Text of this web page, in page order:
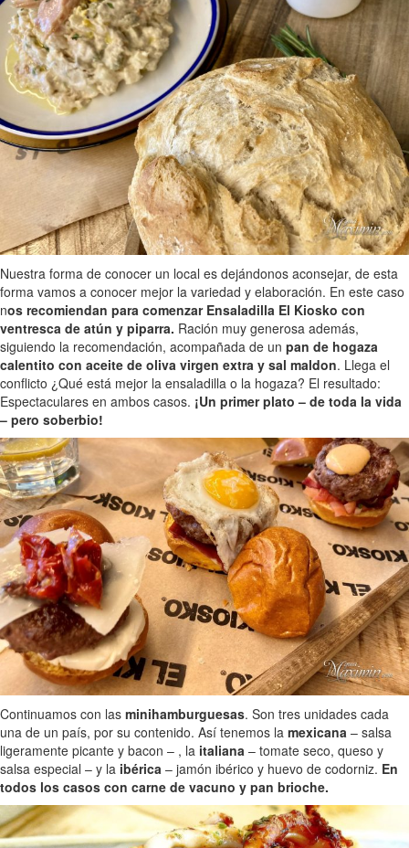
Nuestra forma de conocer un local es dejándonos aconsejar, de esta
forma vamos a conocer mejor la variedad y elaboración. En este caso
nos recomiendan para comenzar Ensaladilla El Kiosko con
ventresca de atún y piparra. Ración muy generosa además,
siguiendo la recomendación, acompañada de un pan de hogaza
calentito con aceite de oliva virgen extra y sal maldon. Llega el
conflicto ¿Qué está mejor la ensaladilla o la hogaza? El resultado:
Espectaculares en ambos casos. ¡Un primer plato – de toda la vida
– pero soberbio!
Continuamos con las minihamburguesas. Son tres unidades cada
una de un país, por su contenido. Así tenemos la mexicana – salsa
ligeramente picante y bacon – , la italiana – tomate seco, queso y
salsa especial – y la ibérica – jamón ibérico y huevo de codorniz. En
todos los casos con carne de vacuno y pan brioche.